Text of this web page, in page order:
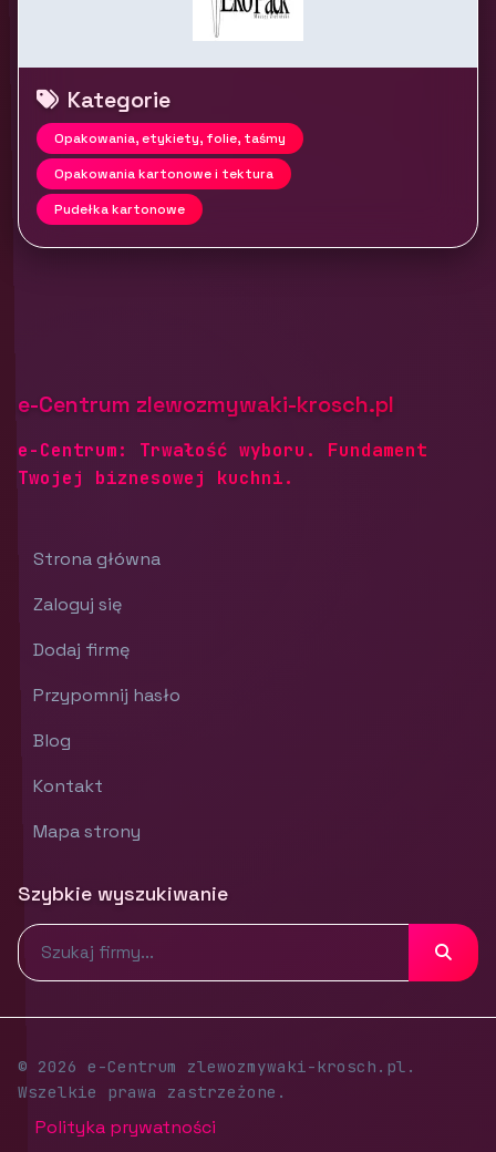
Kategorie
Opakowania, etykiety, folie, taśmy
Opakowania kartonowe i tektura
Pudełka kartonowe
e-Centrum zlewozmywaki-krosch.pl
e-Centrum: Trwałość wyboru. Fundament
Twojej biznesowej kuchni.
Strona główna
Zaloguj się
Dodaj firmę
Przypomnij hasło
Blog
Kontakt
Mapa strony
Szybkie wyszukiwanie
© 2026 e-Centrum zlewozmywaki-krosch.pl.
Wszelkie prawa zastrzeżone.
Polityka prywatności